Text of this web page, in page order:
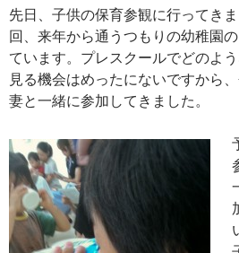
先日、子供の保育参観に行ってき
回、来年から通うつもりの幼稚園
ています。プレスクールでどのよ
見る機会はめったにないですから
妻と一緒に参加してきました。